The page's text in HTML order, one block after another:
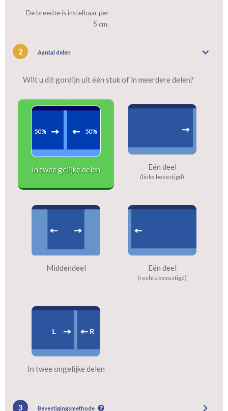
De breedte is instelbaar per
5 cm.
2 Aantal delen
Wilt u dit gordijn uit één stuk of in meerdere delen?
In twee gelijke delen Eén deel
(links bevestigd)
Middendeel Eén deel
(rechts bevestigd)
In twee ongelijke delen
3 Bevestigingsmethode